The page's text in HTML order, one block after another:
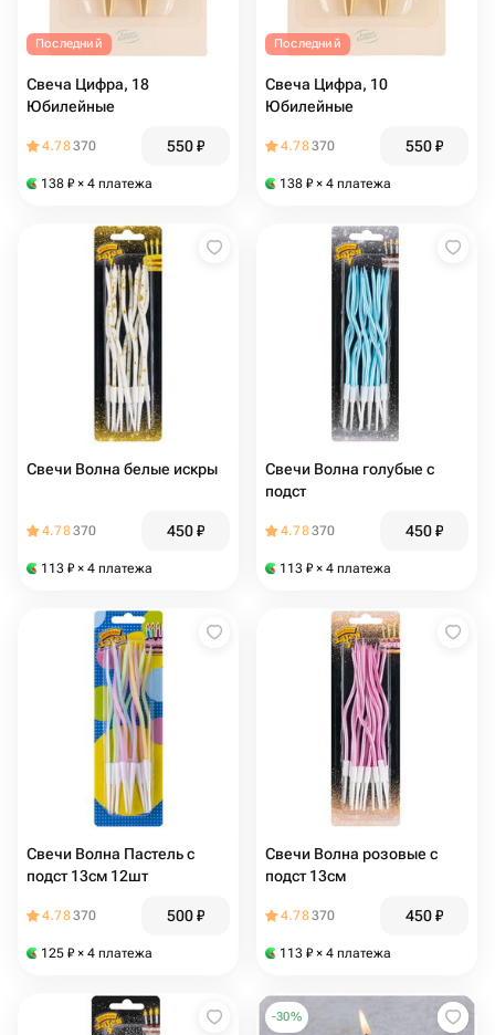
Последний
Свеча Цифра, 18
Юбилейные
4.78370 550₽
138 ₽ × 4 платежа
Последний
Свеча Цифра, 10
Юбилейные
4.78370 550₽
138 ₽ × 4 платежа
Свечи Волна белые искры
4.78370 450₽
113 ₽ × 4 платежа
Свечи Волна голубые с
подст
4.78370 450₽
113 ₽ × 4 платежа
Свечи Волна Пастель с
подст 13см 12шт
4.78370 500₽
125 ₽ × 4 платежа
Свечи Волна розовые с
подст 13см
4.78370 450₽
113 ₽ × 4 платежа
-30%